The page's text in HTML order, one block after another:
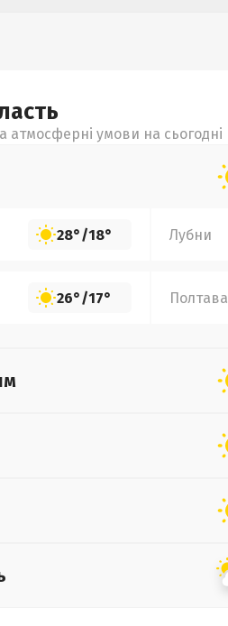
атмосферні умови на сьогодні
28°/18° Лубни
26°/17° Полтава